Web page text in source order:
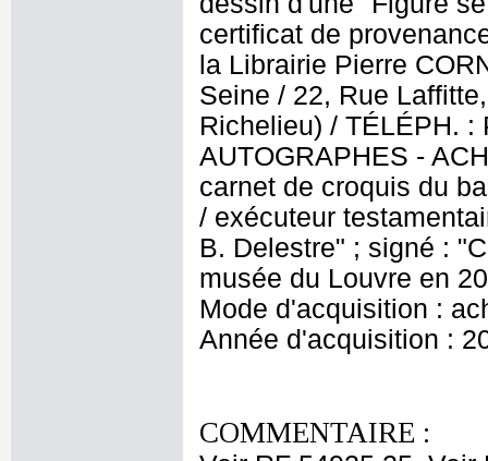
certificat de
la Librairie Pierre
Seine / 22, Rue
Richelieu) / TÉLÉPH. :
AUTOGRAPHES -
carnet de croquis du
/ exécuteur
B. Delestre" ; signé :
musée du Louvre en
Mode d'acquisition :
Année d'acquisition :
COMMENTAIRE :